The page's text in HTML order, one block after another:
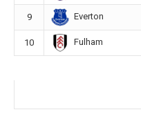
9 Everton
10 Fulham